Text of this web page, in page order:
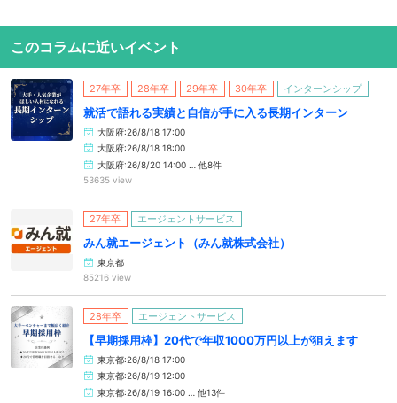
このコラムに近いイベント
27年卒 28年卒 29年卒 30年卒 インターンシップ
就活で語れる実績と自信が手に入る長期インターン
大阪府:26/8/18 17:00
大阪府:26/8/18 18:00
大阪府:26/8/20 14:00 … 他8件
53635 view
27年卒 エージェントサービス
みん就エージェント（みん就株式会社）
東京都
85216 view
28年卒 エージェントサービス
【早期採用枠】20代で年収1000万円以上が狙えます
東京都:26/8/18 17:00
東京都:26/8/19 12:00
東京都:26/8/19 16:00 … 他13件